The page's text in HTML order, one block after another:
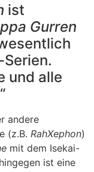
ist
Gurren
und alle
andere
(z.B. RahXephon)
mit dem Isekai-
hingegen ist eine